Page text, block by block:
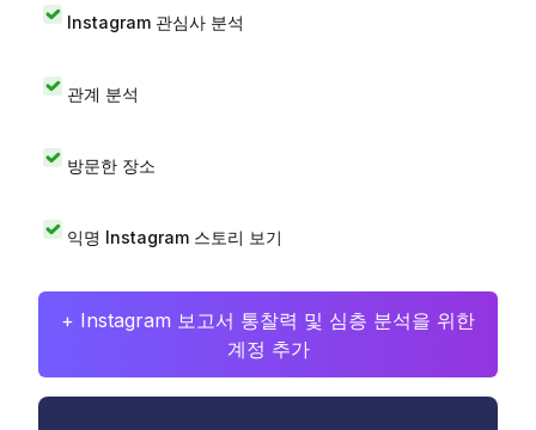
Instagram 관심사 분석
관계 분석
방문한 장소
익명 Instagram 스토리 보기
+ Instagram 보고서 통찰력 및 심층 분석을 위한
계정 추가